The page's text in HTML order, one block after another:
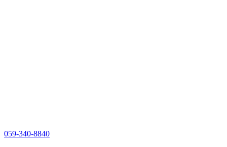
059-340-8840